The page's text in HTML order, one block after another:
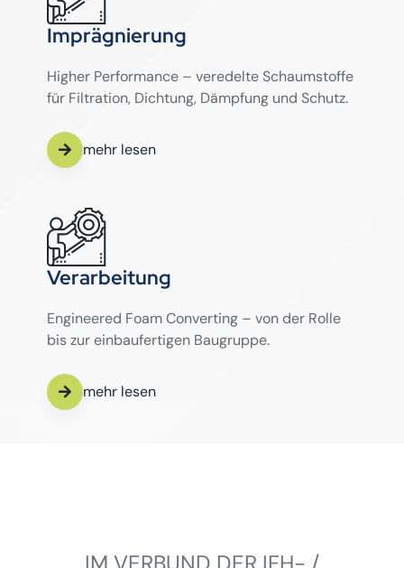
Imprägnierung
Higher Performance – veredelte Schaumstoffe
für Filtration, Dichtung, Dämpfung und Schutz.
mehr lesen
Verarbeitung
Engineered Foam Converting – von der Rolle
bis zur einbaufertigen Baugruppe.
mehr lesen